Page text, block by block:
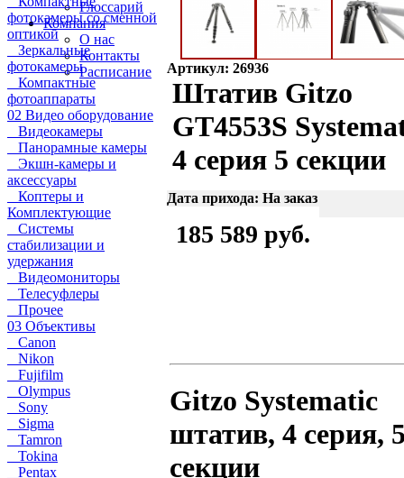
Глоссарий
Компания
О нас
Контакты
Расписание
фотокамеры со сменной
оптикой
Зеркальные
фотокамеры
Компактные
фотоаппараты
02 Видео оборудование
Видеокамеры
Панорамные камеры
Экшн-камеры и
аксессуары
Коптеры и
Комплектующие
Системы
стабилизации и
удержания
Видеомониторы
Телесуфлеры
Прочее
03 Объективы
Canon
Nikon
Fujifilm
Olympus
Sony
Sigma
Tamron
Tokina
Pentax
Артикул: 26936
Штатив Gitzo
GT4553S
4 серия 5 секции
Дата прихода: На заказ
185 589 руб.
Gitzo Systematic
штатив, 4 серия,
секции